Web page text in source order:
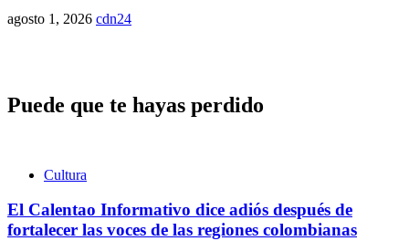
agosto 1, 2026 cdn24
Puede que te hayas perdido
Cultura
El Calentao Informativo dice adiós después de
fortalecer las voces de las regiones colombianas